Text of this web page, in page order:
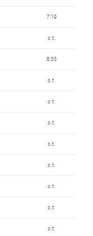
7:19
s.t.
8:33
s.t.
s.t.
s.t.
s.t.
s.t.
s.t.
s.t.
s.t.